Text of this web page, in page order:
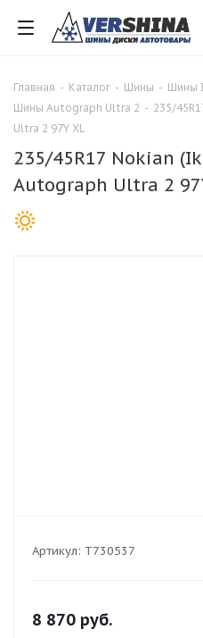
Главная - Каталог - Шины - Шины
Шины Autograph Ultra 2 - 235/
Ultra 2 97Y XL
235/45R17 Nokian
Autograph Ultra 2
Артикул: T730537
8 870 руб.